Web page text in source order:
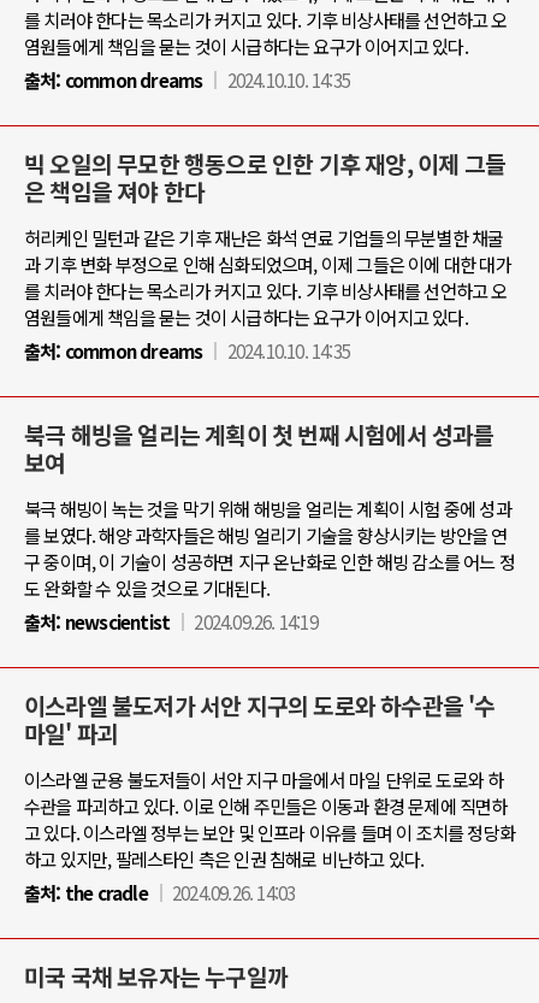
를 치러야 한다는 목소리가 커지고 있다. 기후 비상사태를 선언하고 오
염원들에게 책임을 묻는 것이 시급하다는 요구가 이어지고 있다.
출처: common dreams 2024.10.10. 14:35
빅 오일의 무모한 행동으로 인한 기후 재앙, 이제 그들
은 책임을 져야 한다
허리케인 밀턴과 같은 기후 재난은 화석 연료 기업들의 무분별한 채굴
과 기후 변화 부정으로 인해 심화되었으며, 이제 그들은 이에 대한 대가
를 치러야 한다는 목소리가 커지고 있다. 기후 비상사태를 선언하고 오
염원들에게 책임을 묻는 것이 시급하다는 요구가 이어지고 있다.
출처: common dreams 2024.10.10. 14:35
북극 해빙을 얼리는 계획이 첫 번째 시험에서 성과를
보여
북극 해빙이 녹는 것을 막기 위해 해빙을 얼리는 계획이 시험 중에 성과
를 보였다. 해양 과학자들은 해빙 얼리기 기술을 향상시키는 방안을 연
구 중이며, 이 기술이 성공하면 지구 온난화로 인한 해빙 감소를 어느 정
도 완화할 수 있을 것으로 기대된다.
출처: newscientist 2024.09.26. 14:19
이스라엘 불도저가 서안 지구의 도로와 하수관을 '수
마일' 파괴
이스라엘 군용 불도저들이 서안 지구 마을에서 마일 단위로 도로와 하
수관을 파괴하고 있다. 이로 인해 주민들은 이동과 환경 문제에 직면하
고 있다. 이스라엘 정부는 보안 및 인프라 이유를 들며 이 조치를 정당화
하고 있지만, 팔레스타인 측은 인권 침해로 비난하고 있다.
출처: the cradle 2024.09.26. 14:03
미국 국채 보유자는 누구일까